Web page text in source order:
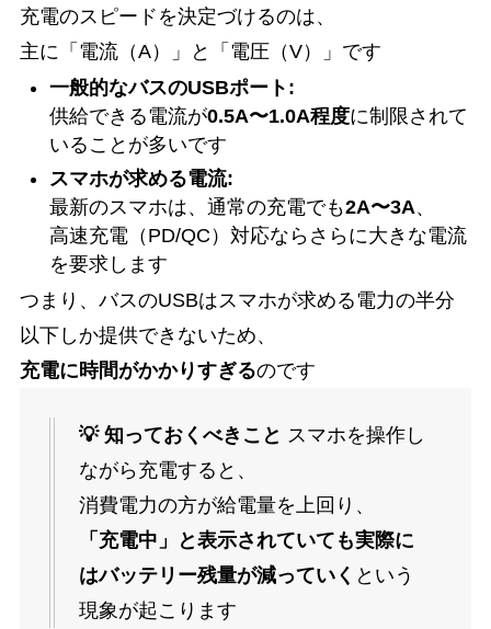
充電のスピードを決定づけるのは、
主に「電流（A）」と「電圧（V）」です
一般的なバスのUSBポート:
供給できる電流が0.5A〜1.0A程度に制限されて
いることが多いです
スマホが求める電流:
最新のスマホは、通常の充電でも2A〜3A、
高速充電（PD/QC）対応ならさらに大きな電流
を要求します
つまり、バスのUSBはスマホが求める電力の半分
以下しか提供できないため、
充電に時間がかかりすぎるのです
💡 知っておくべきこと スマホを操作し
ながら充電すると、
消費電力の方が給電量を上回り、
「充電中」と表示されていても実際に
はバッテリー残量が減っていく という
現象が起こります